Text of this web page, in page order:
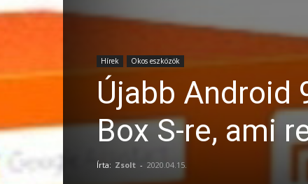
Hírek Okos eszközök
Újabb Android
Box S-re, ami
Írta: Zsolt - 2020.04.15.